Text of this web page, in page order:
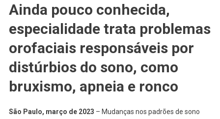
Ainda pouco conhecida,
especialidade trata problemas
orofaciais responsáveis por
distúrbios do sono, como
bruxismo, apneia e ronco
São Paulo, março de 2023 – Mudanças nos padrões de sono